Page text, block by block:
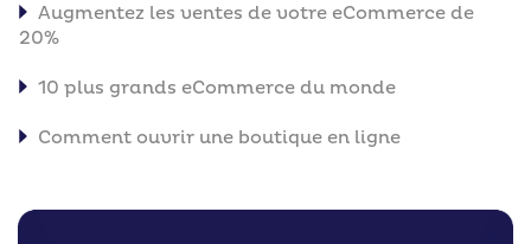
Augmentez les ventes de votre eCommerce de
20%
10 plus grands eCommerce du monde
Comment ouvrir une boutique en ligne